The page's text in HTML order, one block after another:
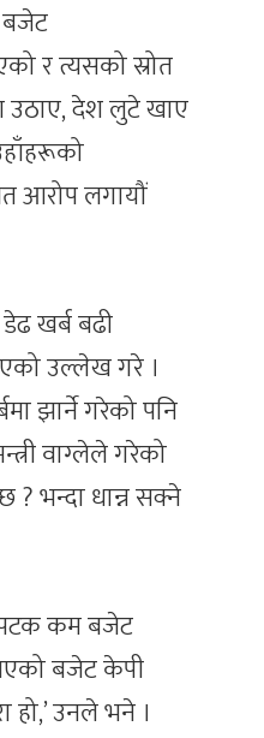
बजेट
र त्यसको स्रोत
उठाए, देश लुटे खाए
आरोप लगायौं
खर्ब बढी
उल्लेख गरे ।
झार्ने गरेको पनि
वाग्लेले गरेको
? भन्दा धान्न सक्ने
यसपटक कम बजेट
बजेट केपी
उनले भने ।